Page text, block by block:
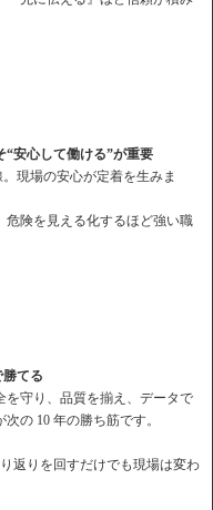
安心して働ける”が重要
現場の安心が定着を生みま
危険を見える化するほど強い職
てる
を守り、品質を揃え、データで
の 10 年の勝ち筋です。
返りを回すだけでも現場は変わ